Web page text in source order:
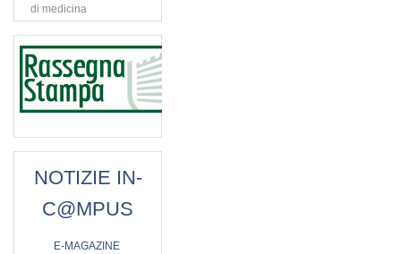
di medicina
NOTIZIE IN-
C@MPUS
E-MAGAZINE